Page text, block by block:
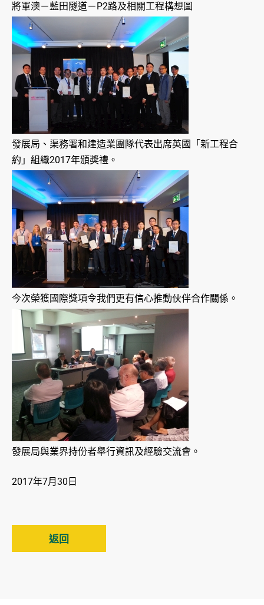
將軍澳－藍田隧道－P2路及相關工程構想圖
發展局、渠務署和建造業團隊代表出席英國「新工程合
約」組織2017年頒獎禮。
今次榮獲國際獎項令我們更有信心推動伙伴合作關係。
發展局與業界持份者舉行資訊及經驗交流會。
2017年7月30日
返回